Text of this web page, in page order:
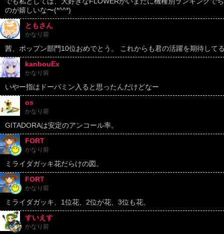
のが嬉しいな〜(*^^*)
ともさん
かなり前
茜、ポップン部門10位おめでとう。 これからも君の活躍を期待して
kanbouEx
かなり前
いやー指はドーパミン入ると思ったんだけどなー
os
かなり前
GITADORAは安定のアンコール率。
FORT
かなり前
ミライダガッキ花だらけの図。
FORT
かなり前
ミライダガッキ、1位花、2位が花、3位も花。
すいえす
かなり前